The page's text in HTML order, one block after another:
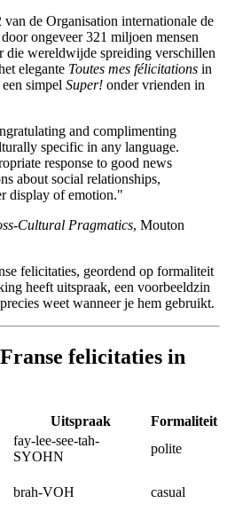
de Organisation internationale de
ongeveer 321 miljoen mensen
die wereldwijde spreiding verschillen
elegante Toutes mes félicitations in
simpel Super! onder vrienden in
and complimenting
specific in any language.
response to good news
about social relationships,
display of emotion."
Cultural Pragmatics, Mouton
felicitaties, geordend op formaliteit
heeft uitspraak, een voorbeeldzin
weet wanneer je hem gebruikt.
felicitaties in
Uitspraak
Formaliteit
fay-lee-see-tah-
SYOHN
polite
brah-VOH casual